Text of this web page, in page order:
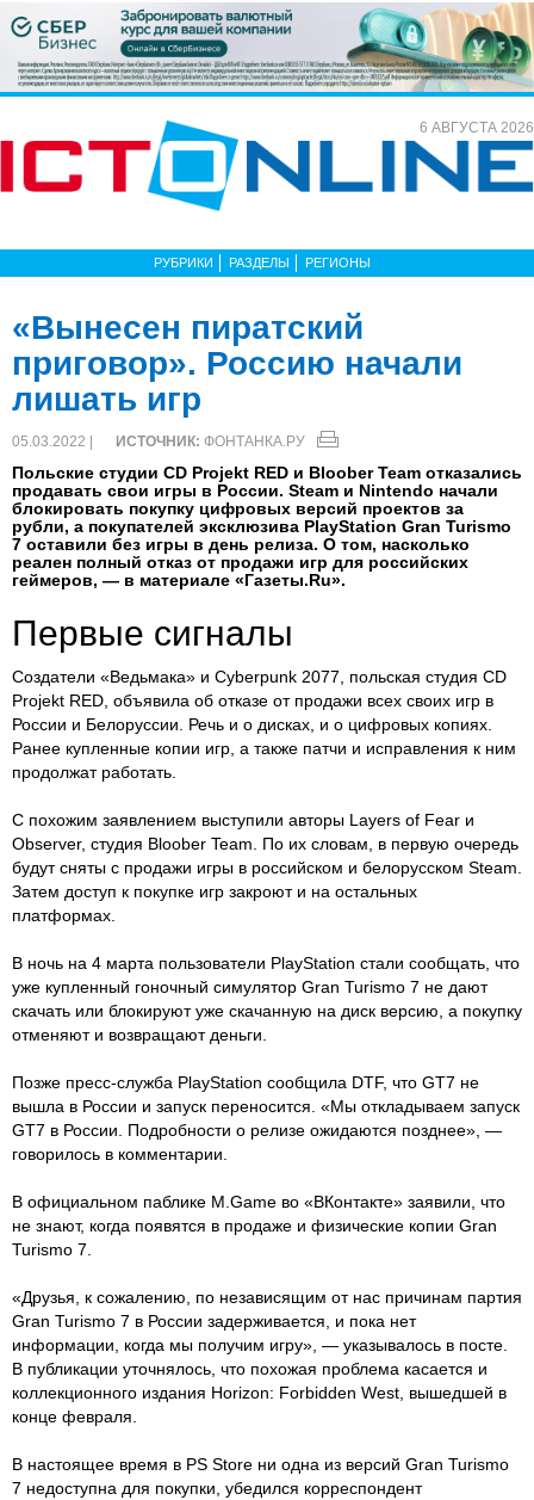
6 АВГУСТА 2026
РУБРИКИ РАЗДЕЛЫ РЕГИОНЫ
«Вынесен пиратский
приговор». Россию начали
лишать игр
05.03.2022 | ИСТОЧНИК: ФОНТАНКА.РУ
Польские студии CD Projekt RED и Bloober Team отказались
продавать свои игры в России. Steam и Nintendo начали
блокировать покупку цифровых версий проектов за
рубли, а покупателей эксклюзива PlayStation Gran Turismo
7 оставили без игры в день релиза. О том, насколько
реален полный отказ от продажи игр для российских
геймеров, — в материале «Газеты.Ru».
Первые сигналы
Создатели «Ведьмака» и Cyberpunk 2077, польская студия CD
Projekt RED, объявила об отказе от продажи всех своих игр в
России и Белоруссии. Речь и о дисках, и о цифровых копиях.
Ранее купленные копии игр, а также патчи и исправления к ним
продолжат работать.
С похожим заявлением выступили авторы Layers of Fear и
Observer, студия Bloober Team. По их словам, в первую очередь
будут сняты с продажи игры в российском и белорусском Steam.
Затем доступ к покупке игр закроют и на остальных
платформах.
В ночь на 4 марта пользователи PlayStation стали сообщать, что
уже купленный гоночный симулятор Gran Turismo 7 не дают
скачать или блокируют уже скачанную на диск версию, а покупку
отменяют и возвращают деньги.
Позже пресс-служба PlayStation сообщила DTF, что GT7 не
вышла в России и запуск переносится. «Мы откладываем запуск
GT7 в России. Подробности о релизе ожидаются позднее», —
говорилось в комментарии.
В официальном паблике M.Game во «ВКонтакте» заявили, что
не знают, когда появятся в продаже и физические копии Gran
Turismo 7.
«Друзья, к сожалению, по независящим от нас причинам партия
Gran Turismo 7 в России задерживается, и пока нет
информации, когда мы получим игру», — указывалось в посте.
В публикации уточнялось, что похожая проблема касается и
коллекционного издания Horizon: Forbidden West, вышедшей в
конце февраля.
В настоящее время в PS Store ни одна из версий Gran Turismo
7 недоступна для покупки, убедился корреспондент